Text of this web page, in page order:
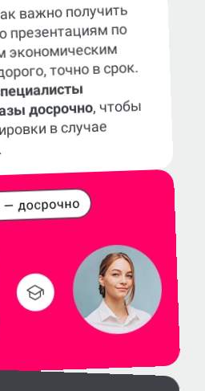
важно получить
презентациям по
точно в срок.
досрочно, чтобы
в случае